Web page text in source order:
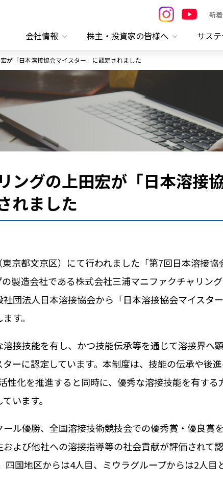
新
会社情報 株主・投資家の皆様へ サス
が「日本溶接協会マイスター」に認定されました
ングの上田宏が「日本溶接
れました
京都文京区）にて行われました「第7回日本溶接協
製造会社である株式会社三浦マニファクチャリン
団法人日本溶接協会から「日本溶接協会マイスタ
す。
接技能を有し、かつ技能伝承等を通じて溶接界へ
ーに認定しています。本制度は、技能の伝承や後
性化を推進すると同時に、優秀な溶接技能を有する
います。
ル優勝、全国溶接技術競技会での優秀賞・優良賞
よび他社への溶接指導等の社会貢献が評価されて
四国地区からは4人目、ミウラグループからは2人目